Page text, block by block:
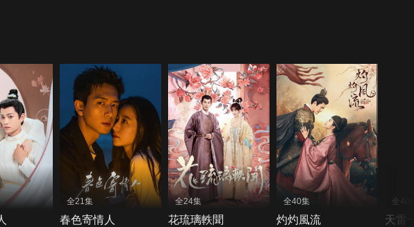
全21集
春色寄情人
全24集
花琉璃軼聞
全40集
灼灼風流
全40
天雷